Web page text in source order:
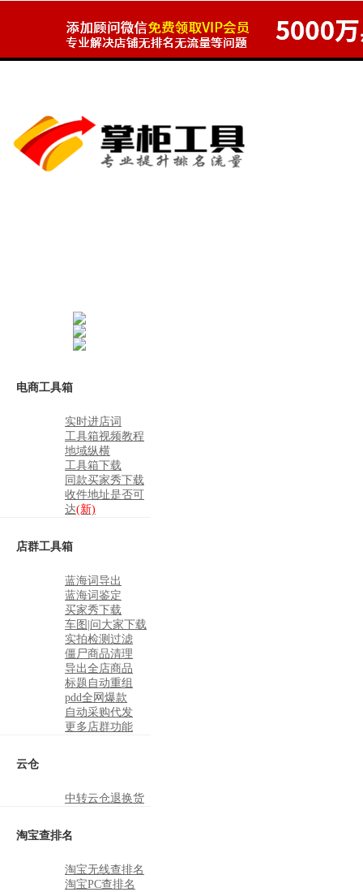
电商工具箱
实时进店词
工具箱视频教程
地域纵横
工具箱下载
同款买家秀下载
收件地址是否可
达(新)
店群工具箱
蓝海词导出
蓝海词鉴定
买家秀下载
车图|问大家下载
实拍检测过滤
僵尸商品清理
导出全店商品
标题自动重组
pdd全网爆款
自动采购代发
更多店群功能
云仓
中转云仓退换货
淘宝查排名
淘宝无线查排名
淘宝PC查排名